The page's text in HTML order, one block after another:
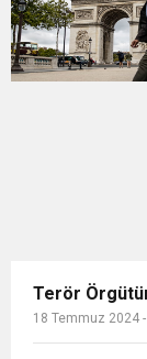
BİN 100
11:41
Terör
18 Temmuz 2024